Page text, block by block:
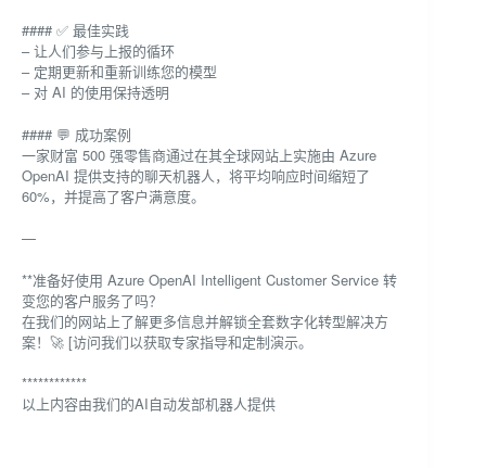
#### ✅ 最佳实践
– 让人们参与上报的循环
– 定期更新和重新训练您的模型
– 对 AI 的使用保持透明
#### 💬 成功案例
一家财富 500 强零售商通过在其全球网站上实施由 Azure
OpenAI 提供支持的聊天机器人，将平均响应时间缩短了
60%，并提高了客户满意度。
—
**准备好使用 Azure OpenAI Intelligent Customer Service 转
变您的客户服务了吗？
在我们的网站上了解更多信息并解锁全套数字化转型解决方
案！🚀 [访问我们以获取专家指导和定制演示。
************
以上内容由我们的AI自动发部机器人提供